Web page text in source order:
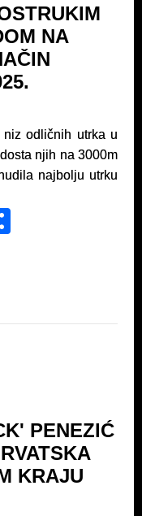
NA
odličnih utrka u
njih na 3000m
najbolju utrku
PENEZIĆ
KRAJU